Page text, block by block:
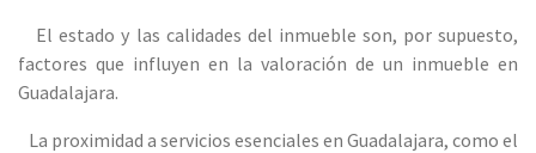
El estado y las calidades del inmueble son, por supuesto,
factores que influyen en la valoración de un inmueble en
Guadalajara.
La proximidad a servicios esenciales en Guadalajara, como el